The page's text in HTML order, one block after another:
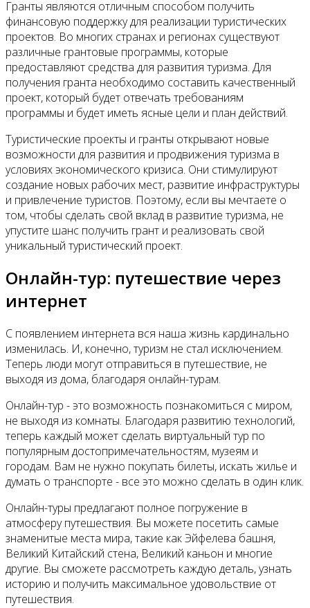
Гранты являются отличным способом получить
финансовую поддержку для реализации туристических
проектов. Во многих странах и регионах существуют
различные грантовые программы, которые
предоставляют средства для развития туризма. Для
получения гранта необходимо составить качественный
проект, который будет отвечать требованиям
программы и будет иметь ясные цели и план действий.
Туристические проекты и гранты открывают новые
возможности для развития и продвижения туризма в
условиях экономического кризиса. Они стимулируют
создание новых рабочих мест, развитие инфраструктуры
и привлечение туристов. Поэтому, если вы мечтаете о
том, чтобы сделать свой вклад в развитие туризма, не
упустите шанс получить грант и реализовать свой
уникальный туристический проект.
Онлайн-тур: путешествие через
интернет
С появлением интернета вся наша жизнь кардинально
изменилась. И, конечно, туризм не стал исключением.
Теперь люди могут отправиться в путешествие, не
выходя из дома, благодаря онлайн-турам.
Онлайн-тур - это возможность познакомиться с миром,
не выходя из комнаты. Благодаря развитию технологий,
теперь каждый может сделать виртуальный тур по
популярным достопримечательностям, музеям и
городам. Вам не нужно покупать билеты, искать жилье и
думать о транспорте - все это можно сделать в один клик.
Онлайн-туры предлагают полное погружение в
атмосферу путешествия. Вы можете посетить самые
знаменитые места мира, такие как Эйфелева башня,
Великий Китайский стена, Великий каньон и многие
другие. Вы сможете рассмотреть каждую деталь, узнать
историю и получить максимальное удовольствие от
путешествия.